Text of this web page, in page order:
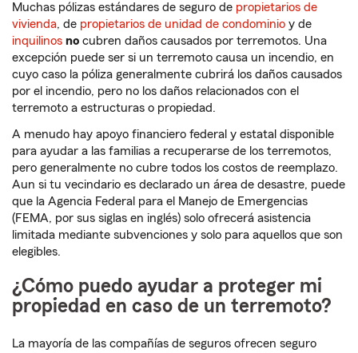
Muchas pólizas estándares de seguro de propietarios de
vivienda, de propietarios de unidad de condominio y de
inquilinos no cubren daños causados por terremotos. Una
excepción puede ser si un terremoto causa un incendio, en
cuyo caso la póliza generalmente cubrirá los daños causados
por el incendio, pero no los daños relacionados con el
terremoto a estructuras o propiedad.
A menudo hay apoyo financiero federal y estatal disponible
para ayudar a las familias a recuperarse de los terremotos,
pero generalmente no cubre todos los costos de reemplazo.
Aun si tu vecindario es declarado un área de desastre, puede
que la Agencia Federal para el Manejo de Emergencias
(FEMA, por sus siglas en inglés) solo ofrecerá asistencia
limitada mediante subvenciones y solo para aquellos que son
elegibles.
¿Cómo puedo ayudar a proteger mi
propiedad en caso de un terremoto?
La mayoría de las compañías de seguros ofrecen seguro